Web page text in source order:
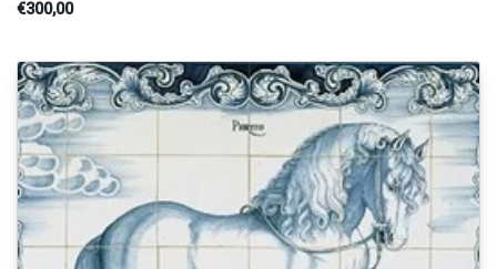
€300,00